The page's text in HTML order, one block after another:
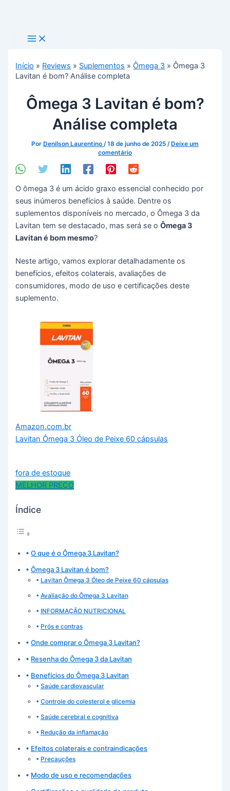
conteúdo
Início » Reviews » Suplementos »Ômega 3 » Ômega 3
Lavitan é bom? Análise completa
Ômega 3 Lavitan é bom?
Análise completa
Por Denilson Laurentino /18 de junho de 2025 / Deixe um
comentário
O ômega 3 é um ácido graxo essencial conhecido por
seus inúmeros benefícios à saúde. Dentre os
suplementos disponíveis no mercado, o Ômega 3 da
Lavitan tem se destacado, mas será se oÔmega 3
Lavitan é bom mesmo?
Neste artigo, vamos explorar detalhadamente os
benefícios, efeitos colaterais, avaliações de
consumidores, modo de uso e certificações deste
suplemento.
Amazon.com.br
Lavitan Ômega 3 Óleo de Peixe 60 cápsulas
fora de estoque
MELHOR PREÇO
Índice
O que é o Ômega 3 Lavitan?
Ômega 3 Lavitan é bom?
Lavitan Ômega 3 Óleo de Peixe 60 cápsulas
Avaliação do Ômega 3 Lavitan
INFORMAÇÃO NUTRICIONAL
Prós e contras
Onde comprar o Ômega 3 Lavitan?
Resenha do Ômega 3 da Lavitan
Benefícios do Ômega 3 Lavitan
Saúde cardiovascular
Controle do colesterol e glicemia
Saúde cerebral e cognitiva
Redução da inflamação
Efeitos colaterais e contraindicações
Precauções
Modo de uso e recomendações